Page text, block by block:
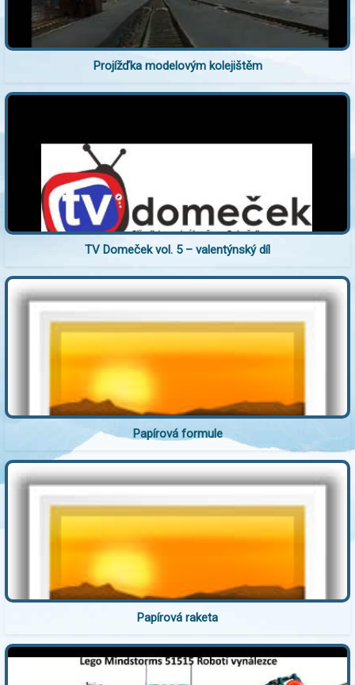
Projížďka modelovým kolejištěm
TV Domeček vol. 5 – valentýnský díl
Papírová formule
Papírová raketa